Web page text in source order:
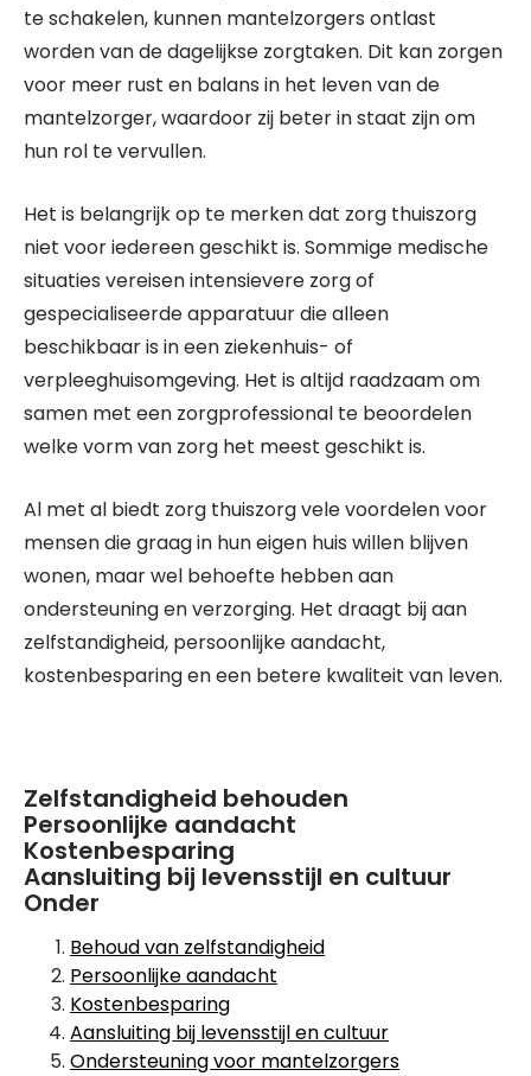
te schakelen, kunnen mantelzorgers ontlast
worden van de dagelijkse zorgtaken. Dit kan zorgen
voor meer rust en balans in het leven van de
mantelzorger, waardoor zij beter in staat zijn om
hun rol te vervullen.
Het is belangrijk op te merken dat zorg thuiszorg
niet voor iedereen geschikt is. Sommige medische
situaties vereisen intensievere zorg of
gespecialiseerde apparatuur die alleen
beschikbaar is in een ziekenhuis- of
verpleeghuisomgeving. Het is altijd raadzaam om
samen met een zorgprofessional te beoordelen
welke vorm van zorg het meest geschikt is.
Al met al biedt zorg thuiszorg vele voordelen voor
mensen die graag in hun eigen huis willen blijven
wonen, maar wel behoefte hebben aan
ondersteuning en verzorging. Het draagt bij aan
zelfstandigheid, persoonlijke aandacht,
kostenbesparing en een betere kwaliteit van leven.
Zelfstandigheid behouden
Persoonlijke aandacht
Kostenbesparing
Aansluiting bij levensstijl en cultuur
Onder
Behoud van zelfstandigheid
Persoonlijke aandacht
Kostenbesparing
Aansluiting bij levensstijl en cultuur
Ondersteuning voor mantelzorgers